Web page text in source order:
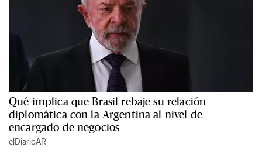
Qué implica que Brasil rebaje su relación
diplomática con la Argentina al nivel de
encargado de negocios
elDiarioAR